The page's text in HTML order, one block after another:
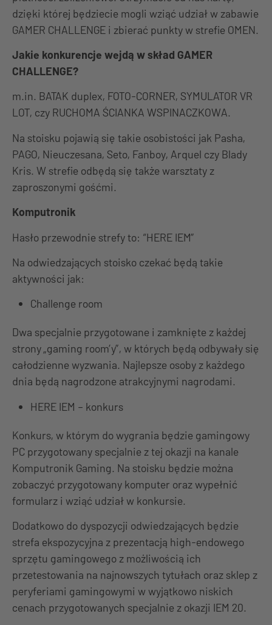
dzięki której będziecie mogli wziąć udział w zabawie
GAMER CHALLENGE i zbierać punkty w strefie OMEN.
Jakie konkurencje wejdą w skład GAMER
CHALLENGE?
m.in. BATAK duplex, FOTO-CORNER, SYMULATOR VR
LOT, czy RUCHOMA ŚCIANKA WSPINACZKOWA.
Na stoisku pojawią się takie osobistości jak Pasha,
PAGO, Nieuczesana, Seto, Fanboy, Arquel czy Blady
Kris. W strefie odbędą się także warsztaty z
zaproszonymi gośćmi.
Komputronik
Hasło przewodnie strefy to: “HERE IEM”
Na odwiedzających stoisko czekać będą takie
aktywności jak:
Challenge room
Dwa specjalnie przygotowane i zamknięte z każdej
strony „gaming room’y”, w których będą odbywały się
całodzienne wyzwania. Najlepsze osoby z każdego
dnia będą nagrodzone atrakcyjnymi nagrodami.
HERE IEM – konkurs
Konkurs, w którym do wygrania będzie gamingowy
PC przygotowany specjalnie z tej okazji na kanale
Komputronik Gaming. Na stoisku będzie można
zobaczyć przygotowany komputer oraz wypełnić
formularz i wziąć udział w konkursie.
Dodatkowo do dyspozycji odwiedzających będzie
strefa ekspozycyjna z prezentacją high-endowego
sprzętu gamingowego z możliwością ich
przetestowania na najnowszych tytułach oraz sklep z
peryferiami gamingowymi w wyjątkowo niskich
cenach przygotowanych specjalnie z okazji IEM 20.